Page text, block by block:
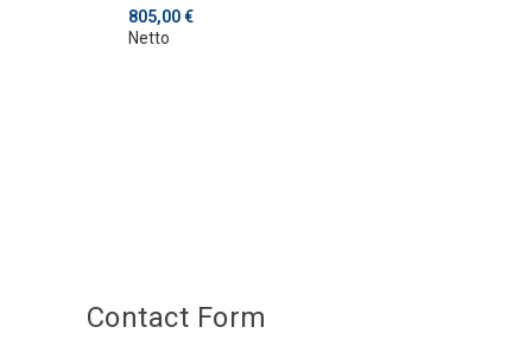
805,00 €
Netto
Contact Form